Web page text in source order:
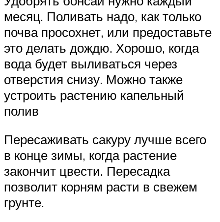
месяц. Поливать надо, как только
почва просохнет, или предоставьте
это делать дождю. Хорошо, когда
вода будет выливаться через
отверстия снизу. Можно также
устроить растению капельный
полив
Пересаживать сакуру лучше всего
в конце зимы, когда растение
закончит цвести. Пересадка
позволит корням расти в свежем
грунте.